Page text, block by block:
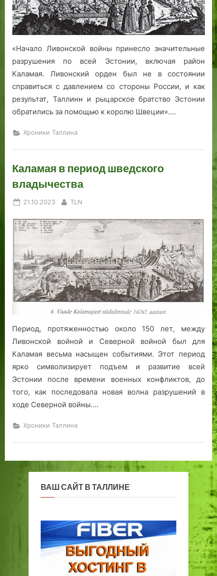
«Начало Ливонской войны принесло значительные
разрушения по всей Эстонии, включая район
Каламая. Ливонский орден был не в состоянии
справиться с давлением со стороны России, и как
результат, Таллинн и рыцарское братство Эстонии
обратились за помощью к королю Швеции».…
Хроники Таллина
Каламая в период шведского
владычества
Posted
21.10.2023 By
TLN
Период, протяженностью около 150 лет, между
Ливонской войной и Северной войной был для
Каламая весьма насыщен событиями. Этот период
ярко символизирует подъем и развитие всей
Эстонии после времени военных конфликтов, до
того, как последовала новая волна разрушений в
ходе Северной войны.…
Хроники Таллина
ВАШ САЙТ В ТАЛЛИНЕ